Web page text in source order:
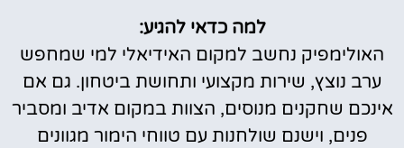
למה כדאי להגיע:
האולימפיק נחשב למקום האידיאלי למי שמחפש
ערב נוצץ, שירות מקצועי ותחושת ביטחון. גם אם
אינכם שחקנים מנוסים, הצוות במקום אדיב ומסביר
פנים, וישנם שולחנות עם טווחי הימור מגוונים